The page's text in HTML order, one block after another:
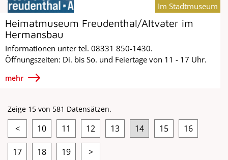
Heimatmuseum Freudenthal/Altvater im
Hermansbau
Informationen unter tel. 08331 850-1430.
Öffnungszeiten: Di. bis So. und Feiertage von 11 - 17 Uhr.
mehr
Im Stadtmuseum
Zeige 15 von 581 Datensätzen.
< 10 11 12 13 14 15 16
17 18 19 >